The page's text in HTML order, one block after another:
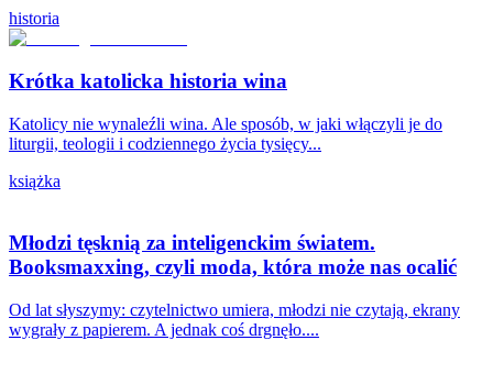
historia
Krótka katolicka historia wina
Katolicy nie wynaleźli wina. Ale sposób, w jaki włączyli je do
liturgii, teologii i codziennego życia tysięcy...
książka
Młodzi tęsknią za inteligenckim światem.
Booksmaxxing, czyli moda, która może nas ocalić
Od lat słyszymy: czytelnictwo umiera, młodzi nie czytają, ekrany
wygrały z papierem. A jednak coś drgnęło....